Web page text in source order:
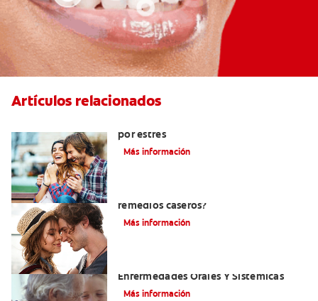
Artículos relacionados
por estrés
Más información
remedios caseros?
Más información
Enfermedades Orales Y Sistémicas
Más información